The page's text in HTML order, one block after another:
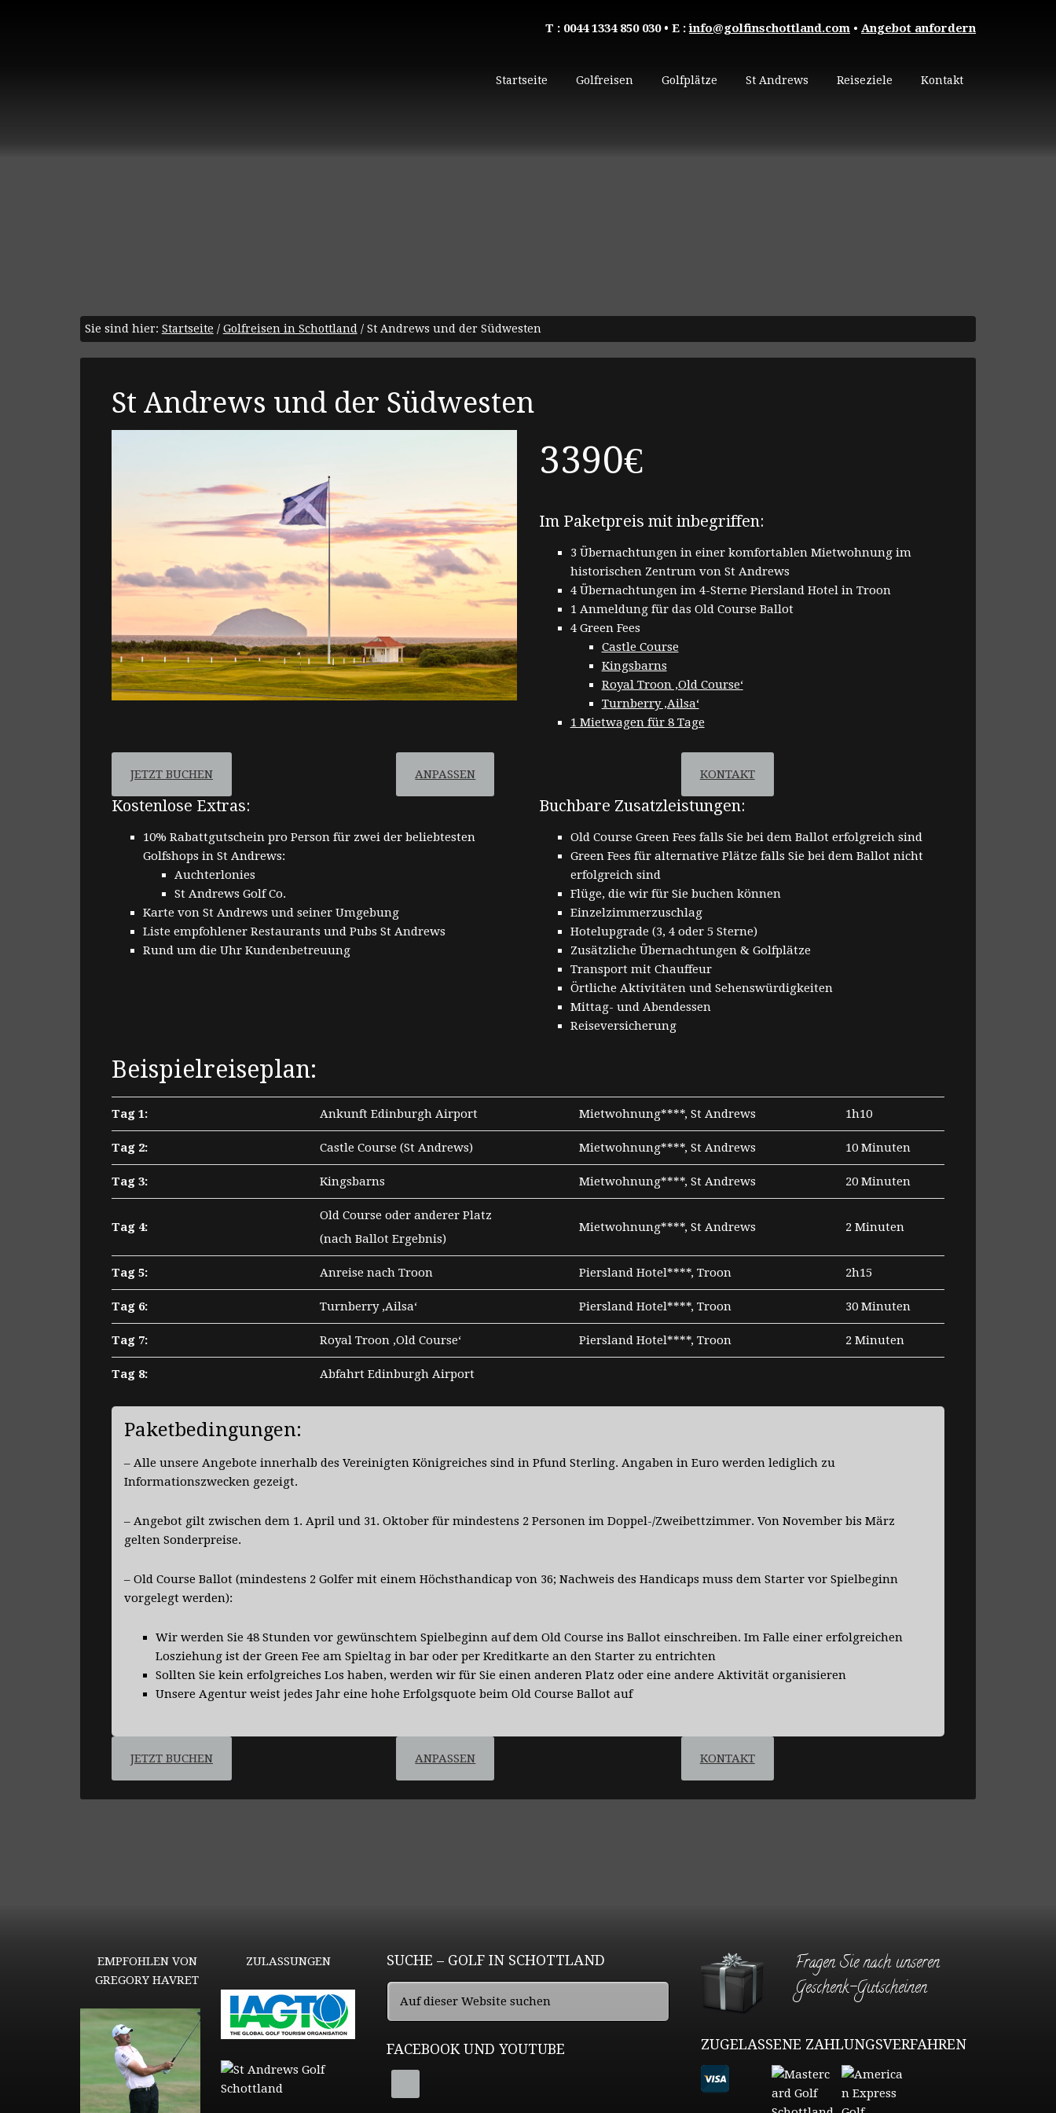
T : 0044 1334 850 030• E :info@golfinschottland.com • Angebot anfordern
Startseite Golfreisen Golfplätze St Andrews Reiseziele Kontakt
Sie sind hier: Startseite / Golfreisen in Schottland /St Andrews und der Südwesten
St Andrews und der Südwesten
3390€
Im Paketpreis mit inbegriffen:
3 Übernachtungen in einer komfortablen Mietwohnung im
historischen Zentrum von St Andrews
4 Übernachtungen im 4-Sterne Piersland Hotel in Troon
1 Anmeldung für das Old Course Ballot
4 Green Fees
Castle Course
Kingsbarns
Royal Troon ‚Old Course‘
Turnberry ‚Ailsa‘
1 Mietwagen für 8 Tage
JETZT BUCHEN ANPASSEN KONTAKT
Kostenlose Extras:
10% Rabattgutschein pro Person für zwei der beliebtesten
Golfshops in St Andrews:
Auchterlonies
St Andrews Golf Co.
Karte von St Andrews und seiner Umgebung
Liste empfohlener Restaurants und Pubs St Andrews
Rund um die Uhr Kundenbetreuung
Buchbare Zusatzleistungen:
Old Course Green Fees falls Sie bei dem Ballot erfolgreich sind
Green Fees für alternative Plätze falls Sie bei dem Ballot nicht
erfolgreich sind
Flüge, die wir für Sie buchen können
Einzelzimmerzuschlag
Hotelupgrade (3, 4 oder 5 Sterne)
Zusätzliche Übernachtungen & Golfplätze
Transport mit Chauffeur
Örtliche Aktivitäten und Sehenswürdigkeiten
Mittag- und Abendessen
Reiseversicherung
Beispielreiseplan:
Tag 1: Ankunft Edinburgh Airport Mietwohnung****, St Andrews 1h10
Tag 2: Castle Course (St Andrews) Mietwohnung****, St Andrews 10 Minuten
Tag 3: Kingsbarns Mietwohnung****, St Andrews 20 Minuten
Tag 4:
Old Course oder anderer Platz
(nach Ballot Ergebnis)
Mietwohnung****, St Andrews 2 Minuten
Tag 5: Anreise nach Troon Piersland Hotel****, Troon 2h15
Tag 6: Turnberry ‚Ailsa‘ Piersland Hotel****, Troon 30 Minuten
Tag 7: Royal Troon ‚Old Course‘ Piersland Hotel****, Troon 2 Minuten
Tag 8: Abfahrt Edinburgh Airport
Paketbedingungen:
– Alle unsere Angebote innerhalb des Vereinigten Königreiches sind in Pfund Sterling. Angaben in Euro werden lediglich zu
Informationszwecken gezeigt.
– Angebot gilt zwischen dem 1. April und 31. Oktober für mindestens 2 Personen im Doppel-/Zweibettzimmer. Von November bis März
gelten Sonderpreise.
– Old Course Ballot (mindestens 2 Golfer mit einem Höchsthandicap von 36; Nachweis des Handicaps muss dem Starter vor Spielbeginn
vorgelegt werden):
Wir werden Sie 48 Stunden vor gewünschtem Spielbeginn auf dem Old Course ins Ballot einschreiben. Im Falle einer erfolgreichen
Losziehung ist der Green Fee am Spieltag in bar oder per Kreditkarte an den Starter zu entrichten
Sollten Sie kein erfolgreiches Los haben, werden wir für Sie einen anderen Platz oder eine andere Aktivität organisieren
Unsere Agentur weist jedes Jahr eine hohe Erfolgsquote beim Old Course Ballot auf
JETZT BUCHEN ANPASSEN KONTAKT
EMPFOHLEN VON
GREGORY HAVRET
ZULASSUNGEN SUCHE – GOLF IN SCHOTTLAND
FACEBOOK UND YOUTUBE
Fragen Sie nach unseren
Geschenk-Gutscheinen
ZUGELASSENE ZAHLUNGSVERFAHREN